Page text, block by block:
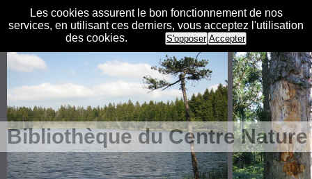
Les cookies assurent le bon fonctionnement de nos
services, en utilisant ces derniers, vous acceptez l'utilisation
des cookies.
S'opposer Accepter
Bibliothèque du Centre